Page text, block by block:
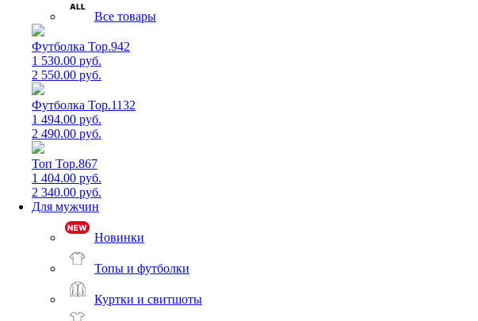
Все товары
Футболка Top.942
1 530.00 руб.
2 550.00 руб.
Футболка Top.1132
1 494.00 руб.
2 490.00 руб.
Топ Top.867
1 404.00 руб.
2 340.00 руб.
Для мужчин
Новинки
Топы и футболки
Куртки и свитшоты